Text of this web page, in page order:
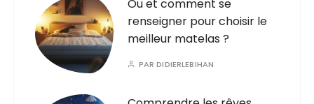
Ou et comment se
renseigner pour choisir le
meilleur matelas ?
PARDIDIERLEBIHAN